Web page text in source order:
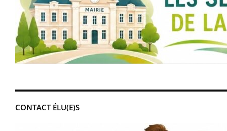
CONTACT ÉLU(E)S